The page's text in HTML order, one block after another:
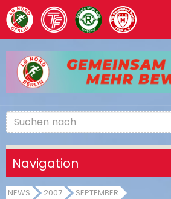
Navigation
NEWS 2007
SEPTEMBER